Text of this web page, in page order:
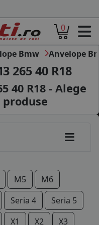
COMPANII
0
Bmw Anvelope
265 40 R18
40 R18 - Alege
M5
M6
Seria 4
Seria 5
X1 X2
X3